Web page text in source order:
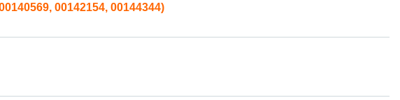
00142154, 00144344)